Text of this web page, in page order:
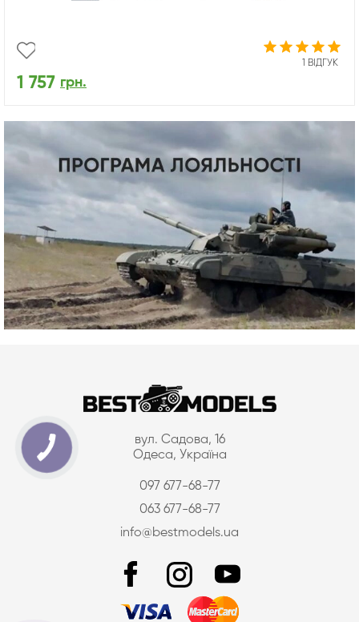
1 ВІДГУК
1 757 грн.
вул. Садова, 16
Одеса, Україна
097 677-68-77
063 677-68-77
info@bestmodels.ua